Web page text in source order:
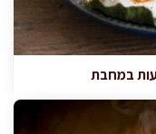
במחבת